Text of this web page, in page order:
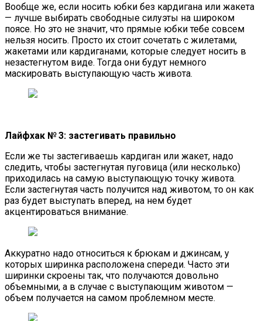
Вообще же, если носить юбки без кардигана или жакета
— лучше выбирать свободные силуэты на широком
поясе. Но это не значит, что прямые юбки тебе совсем
нельзя носить. Просто их стоит сочетать с жилетами,
жакетами или кардиганами, которые следует носить в
незастегнутом виде. Тогда они будут немного
маскировать выступающую часть живота.
Лайфхак № 3: застегивать правильно
Если же ты застегиваешь кардиган или жакет, надо
следить, чтобы застегнутая пуговица (или несколько)
приходилась на самую выступающую точку живота.
Если застегнутая часть получится над животом, то он как
раз будет выступать вперед, на нем будет
акцентироваться внимание.
Аккуратно надо относиться к брюкам и джинсам, у
которых ширинка расположена спереди. Часто эти
ширинки скроены так, что получаются довольно
объемными, а в случае с выступающим животом —
объем получается на самом проблемном месте.